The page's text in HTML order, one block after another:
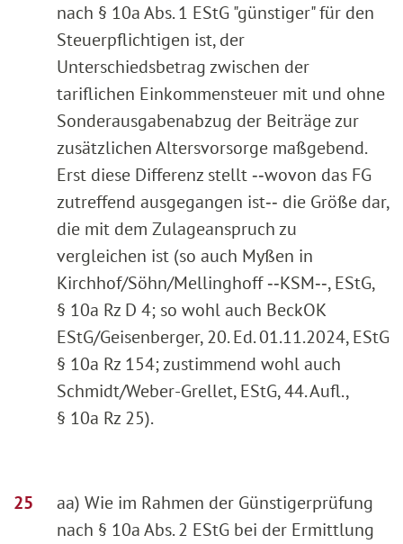
nach § 10a Abs. 1 EStG "günstiger" für den
Steuerpflichtigen ist, der
Unterschiedsbetrag zwischen der
tariflichen Einkommensteuer mit und ohne
Sonderausgabenabzug der Beiträge zur
zusätzlichen Altersvorsorge maßgebend.
Erst diese Differenz stellt ‑‑wovon das FG
zutreffend ausgegangen ist‑‑ die Größe dar,
die mit dem Zulageanspruch zu
vergleichen ist (so auch Myßen in
Kirchhof/Söhn/Mellinghoff ‑‑KSM‑‑, EStG,
§ 10a Rz D 4; so wohl auch BeckOK
EStG/Geisenberger, 20. Ed. 01.11.2024, EStG
§ 10a Rz 154; zustimmend wohl auch
Schmidt/Weber-Grellet, EStG, 44. Aufl.,
§ 10a Rz 25).
aa) Wie im Rahmen der Günstigerprüfung
nach § 10a Abs. 2 EStG bei der Ermittlung